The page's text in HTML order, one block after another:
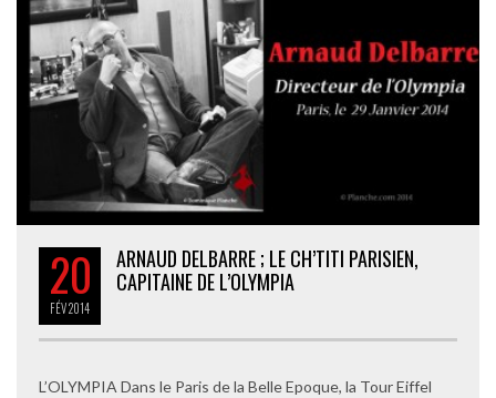
20
FÉV2014
ARNAUD DELBARRE ; LE CH’TITI PARISIEN,
CAPITAINE DE L’OLYMPIA
L’OLYMPIA Dans le Paris de la Belle Epoque, la Tour Eiffel